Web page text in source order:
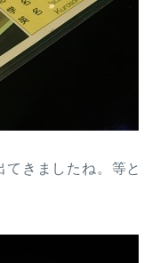
てきましたね。等と